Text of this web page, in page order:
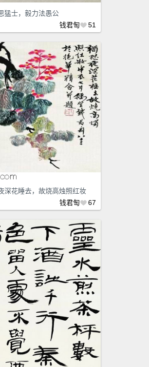
猛士，毅力法愚公
钱君匋
51
深花睡去，故烧高烛照红妆
钱君匋
67